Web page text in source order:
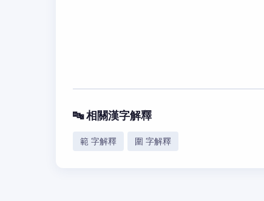
🔤 相關漢字解釋
範 字解釋 圍 字解釋